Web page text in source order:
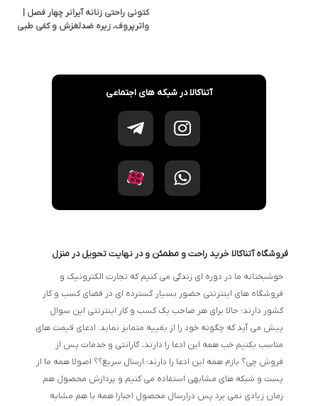
سایز ۴۱ تا ۴۵
کتونی راحتی زنانه آیرانر چهار فصل |
واترپروف، زیره ضدلغزش و کفی طبی
آتناکالا در شبکه های اجتماعی
فروشگاه آتناکالا خرید راحت و مطمئن و در نهایت تحویل در منزل
خوشبختانه ما در دوره ای زندگی می کنیم که تجارت الکترونیک و
فروشگاه های اینترنتی حضور بسیار گسترده ای در فضای کسب و کار
کشور دارند؛ حالا برای هر صاحب یک کسب و کار اینترنتی این سوال
پیش می آید که چگونه خود را از بقییه متمایز نماید. ادعای قیمت های
مناسب بکنیم خب همه این ادعا را دارند، گارانتی و خدمات پس از
فروش چی؟ بازم همه این ادعا را دارند؛ ارسال سریع؟؟ اصولا همه ما از
پست و شبکه های مشابهی استفاده می کنیم و پردازش محصول هم
زمان زیادی نمی برد پس درارسال محصول اجبارا همه با هم مشابه